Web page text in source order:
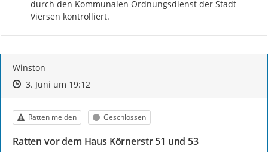
durch den Kommunalen Ordnungsdienst der Stadt
Viersen kontrolliert.
Winston
Zeitpunkt des Erstellens
Zeitpunkt des Erstellens
3. Juni um 19:12Zur Äußerung
Kategorie
Ratten melden Status
Geschlossen
Ratten vor dem Haus Körnerstr 51 und 53